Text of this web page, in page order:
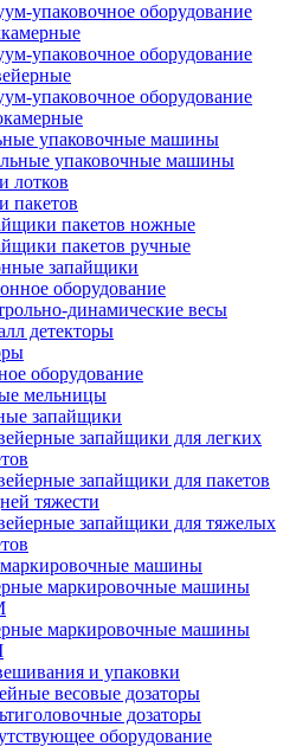
упаковочное оборудование
упаковочное оборудование
упаковочное оборудование
упаковочные машины
упаковочные машины
лотков
пакетов
пакетов ножные
пакетов ручные
запайщики
оборудование
динамические весы
детекторы
оборудование
мельницы
запайщики
запайщики для легких
запайщики для пакетов
тяжести
запайщики для тяжелых
машины
маркировочные машины
маркировочные машины
и упаковки
весовые дозаторы
дозаторы
оборудование